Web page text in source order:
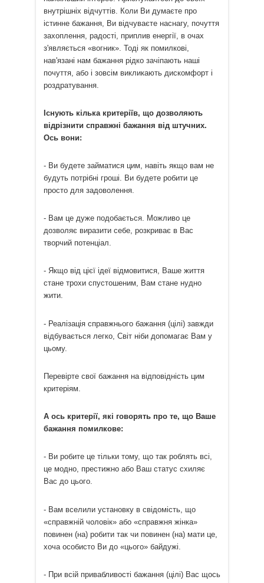
внутрішніх відчуттів. Коли Ви думаєте про
істинне бажання, Ви відчуваєте наснагу, почуття
захоплення, радості, приплив енергії, в очах
з'являється «вогник». Тоді як помилкові,
нав'язані нам бажання рідко зачіпають наші
почуття, або і зовсім викликають дискомфорт і
роздратування.
Існують кілька критеріїв, що дозволяють
відрізнити справжні бажання від штучних.
Ось вони:
- Ви будете займатися цим, навіть якщо вам не
будуть потрібні гроші. Ви будете робити це
просто для задоволення.
- Вам це дуже подобається. Можливо це
дозволяє виразити себе, розкриває в Вас
творчий потенціал.
- Якщо від цієї ідеї відмовитися, Ваше життя
стане трохи спустошеним, Вам стане нудно
жити.
- Реалізація справжнього бажання (цілі) завжди
відбувається легко, Світ ніби допомагає Вам у
цьому.
Перевірте свої бажання на відповідність цим
критеріям.
А ось критерії, які говорять про те, що Ваше
бажання помилкове:
- Ви робите це тільки тому, що так роблять всі,
це модно, престижно або Ваш статус схиляє
Вас до цього.
- Вам вселили установку в свідомість, що
«справжній чоловік» або «справжня жінка»
повинен (на) робити так чи повинен (на) мати це,
хоча особисто Ви до «цього» байдужі.
- При всій привабливості бажання (цілі) Вас щось